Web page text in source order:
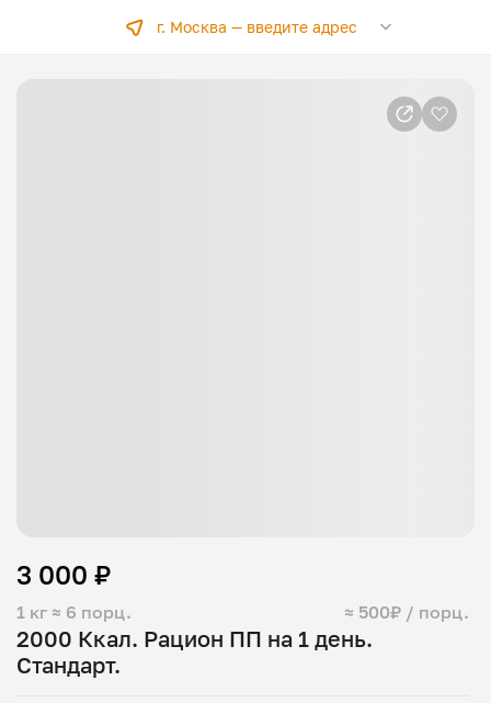
г. Москва —введите адрес
2000 Ккал. Рацион ПП на 1 день.
Стандарт.
1 кг ≈ 6 порц. ≈ 500₽ / порц.
3 000 ₽